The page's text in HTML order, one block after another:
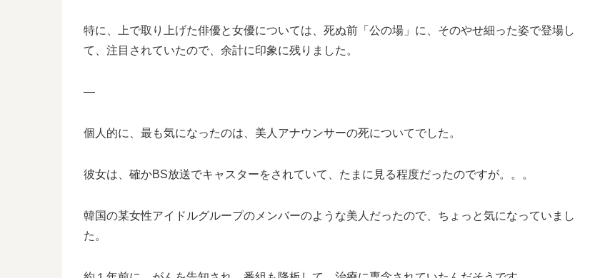
特に、上で取り上げた俳優と女優については、死ぬ前「公の場」に、そのやせ細った姿で登場し
て、注目されていたので、余計に印象に残りました。
—
個人的に、最も気になったのは、美人アナウンサーの死についてでした。
彼女は、確かBS放送でキャスターをされていて、たまに見る程度だったのですが。。。
韓国の某女性アイドルグループのメンバーのような美人だったので、ちょっと気になっていまし
た。